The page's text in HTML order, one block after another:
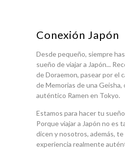
Conexión Japón
Desde pequeño, siempre
sueño de viajar a Japón...
de Doraemon, pasear por el
de Memorias de una Geisha,
auténtico Ramen en Tokyo.
Estamos para hacer tu
Porque viajar a Japón no es
dicen y nosotros, además,
experiencia realmente